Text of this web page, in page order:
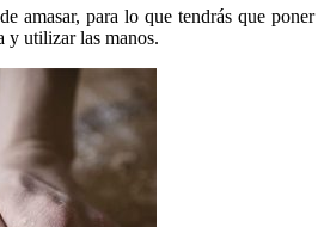
amasar, para lo que tendrás que poner
y utilizar las manos.